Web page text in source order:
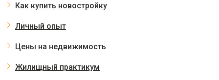
Как купить новостройку
Личный опыт
Цены на недвижимость
Жилищный практикум